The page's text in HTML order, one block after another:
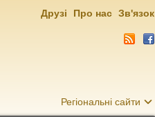
Регіональні сайти
Друзі Про нас Зв'язок